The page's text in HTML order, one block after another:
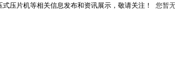
压片机等相关信息发布和资讯展示，敬请关注！ 您暂